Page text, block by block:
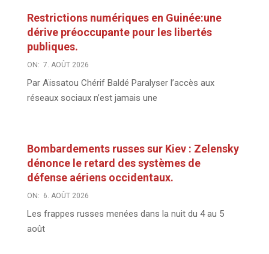
Restrictions numériques en Guinée:une
dérive préoccupante pour les libertés
publiques.
ON: 7. AOÛT 2026
Par Aïssatou Chérif Baldé Paralyser l’accès aux
réseaux sociaux n’est jamais une
Bombardements russes sur Kiev : Zelensky
dénonce le retard des systèmes de
défense aériens occidentaux.
ON: 6. AOÛT 2026
Les frappes russes menées dans la nuit du 4 au 5
août